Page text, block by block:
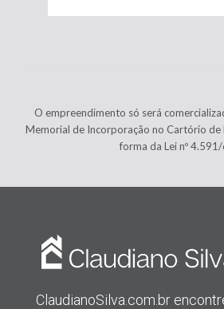
O empreendimento só será
Memorial de Incorporação no Cartório de
forma da Lei nº
ClaudianoSilva.com.br